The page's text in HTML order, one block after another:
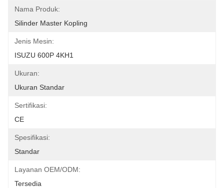
Nama Produk:
Silinder Master Kopling
Jenis Mesin:
ISUZU 600P 4KH1
Ukuran:
Ukuran Standar
Sertifikasi:
CE
Spesifikasi:
Standar
Layanan OEM/ODM:
Tersedia